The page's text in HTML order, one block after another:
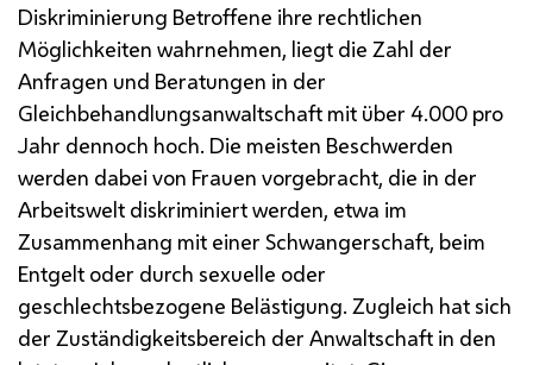
Diskriminierung Betroffene ihre rechtlichen
Möglichkeiten wahrnehmen, liegt die Zahl der
Anfragen und Beratungen in der
Gleichbehandlungsanwaltschaft mit über 4.000 pro
Jahr dennoch hoch. Die meisten Beschwerden
werden dabei von Frauen vorgebracht, die in der
Arbeitswelt diskriminiert werden, etwa im
Zusammenhang mit einer Schwangerschaft, beim
Entgelt oder durch sexuelle oder
geschlechtsbezogene Belästigung. Zugleich hat sich
der Zuständigkeitsbereich der Anwaltschaft in den